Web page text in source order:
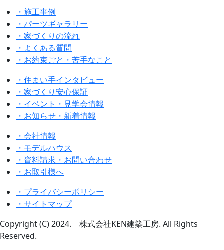
・施工事例
・パーツギャラリー
・家づくりの流れ
・よくある質問
・お約束ごと・苦手なこと
・住まい手インタビュー
・家づくり安心保証
・イベント・見学会情報
・お知らせ・新着情報
・会社情報
・モデルハウス
・資料請求・お問い合わせ
・お取引様へ
・プライバシーポリシー
・サイトマップ
Copyright (C) 2024. 株式会社KEN建築工房. All Rights
Reserved.